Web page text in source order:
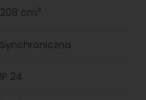
208 cm³
Synchroniczna
IP 24